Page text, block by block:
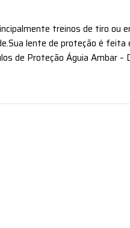
treinos de tiro ou
lente de proteção é
de Proteção Águia Ambar –